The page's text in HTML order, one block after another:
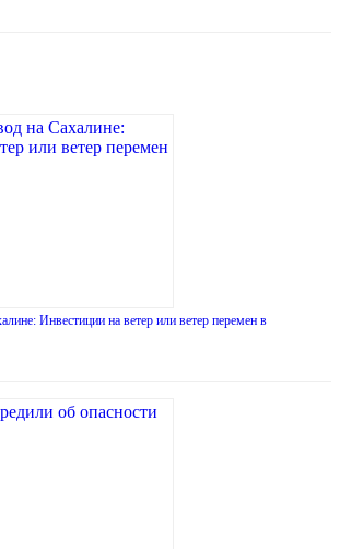
Инвестиции на ветер или ветер перемен в